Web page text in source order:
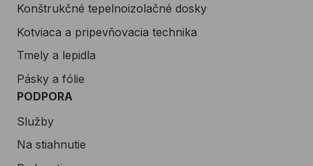
až 270 hostí, unikátny
Music lounge pre
podzemnú garáž pre 100
vozidiel.
Konštrukčné tepelnoizolačné dosky
Kotviaca a pripevňovacia technika
Tmely a lepidla
Pásky a fólie
PODPORA
Služby
Na stiahnutie